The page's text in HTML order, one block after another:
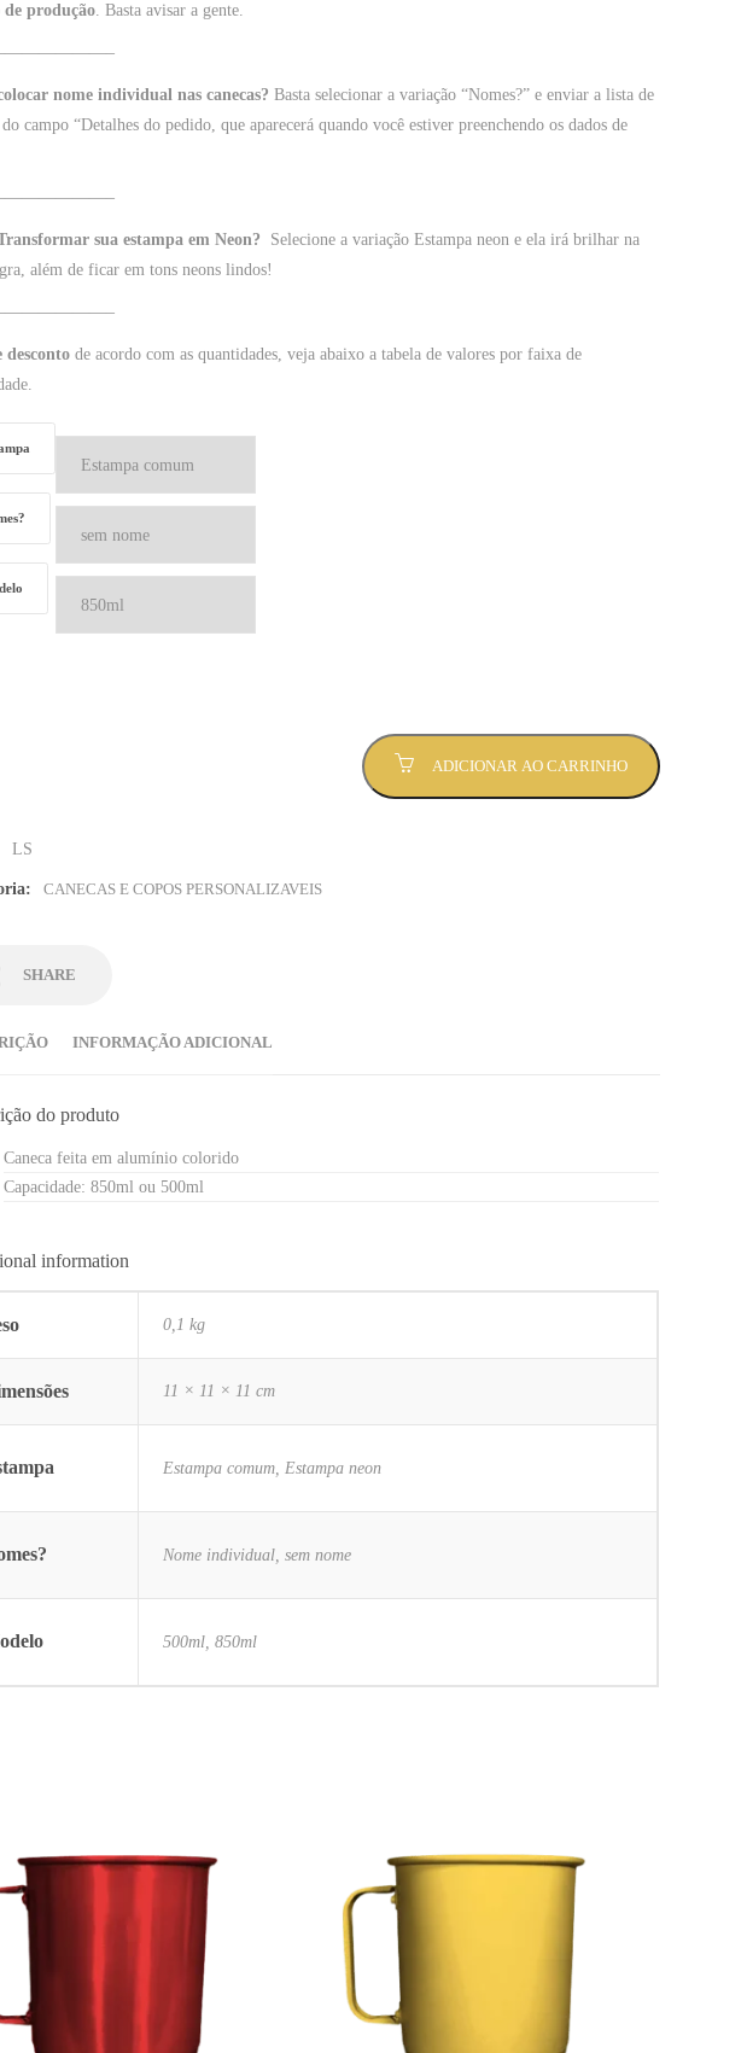
de produção. Basta avisar a gente.
nome individual nas canecas? Basta selecionar a variação “Nomes?” e enviar a lista de
campo “Detalhes do pedido, que aparecerá quando você estiver preenchendo os dados de
sua estampa em Neon? Selecione a variação Estampa neon e ela irá brilhar na
além de ficar em tons neons lindos!
desconto de acordo com as quantidades, veja abaixo a tabela de valores por faixa de
ADICIONAR AO CARRINHO
LS
CANECAS E COPOS PERSONALIZAVEIS
SHARE
INFORMAÇÃO ADICIONAL
do produto
Caneca feita em alumínio colorido
Capacidade: 850ml ou 500ml
information
0,1 kg
11 × 11 × 11 cm
Estampa comum, Estampa neon
Nome individual, sem nome
500ml, 850ml